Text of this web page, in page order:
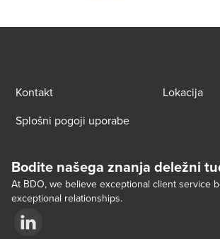
Kontakt
Lokacija
Splošni pogoji uporabe
Bodite našega znanja deležni
At BDO, we believe exceptional client service
exceptional relationships.